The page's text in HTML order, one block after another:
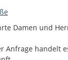
Damen und
Anfrage handelt